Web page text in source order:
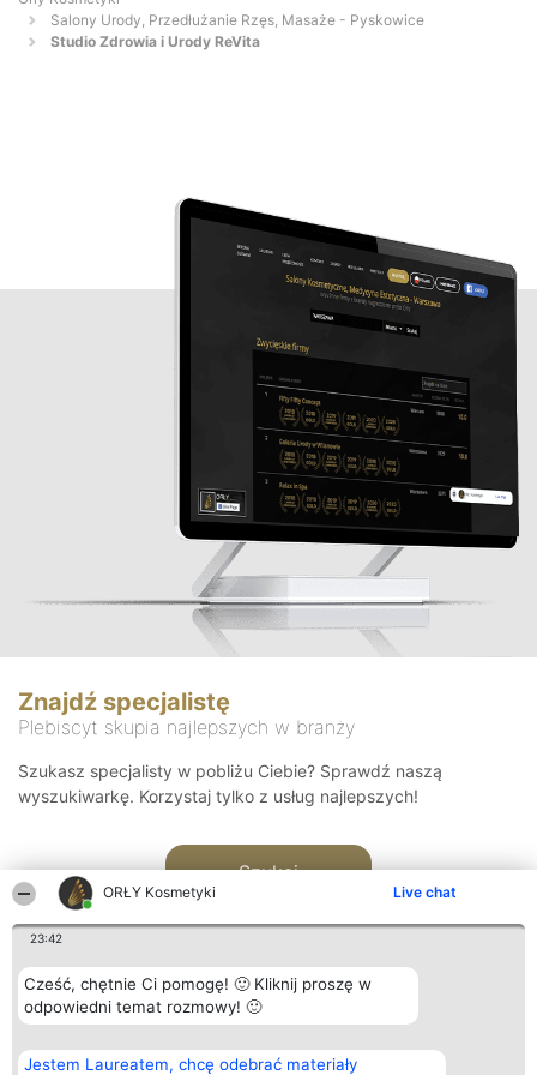
ORŁY Kosmetyki Live chat
23:42
Cześć, chętnie Ci pomogę! 🙂 Kliknij proszę w
odpowiedni temat rozmowy! 🙂
Jestem Laureatem, chcę odebrać materiały
Salony Urody, Przedłużanie Rzęs, Masaże - Pyskowice
Studio Zdrowia i Urody ReVita
Znajdź specjalistę
Plebiscyt skupia najlepszych w branży
Szukasz specjalisty w pobliżu Ciebie? Sprawdź naszą
wyszukiwarkę. Korzystaj tylko z usług najlepszych!
Szukaj
Organizator plebiscytu
Bright Side Solutions sp. z o.
Plebiscyt
Laureaci
Blog
Articles
Kontakt